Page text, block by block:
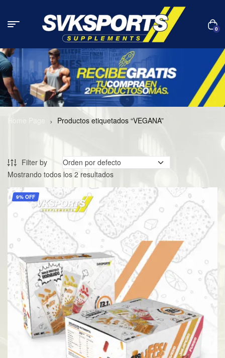
0
Home Page Productos etiquetados “VEGANA”
Filter by
Mostrando todos los 2 resultados
9% OFF